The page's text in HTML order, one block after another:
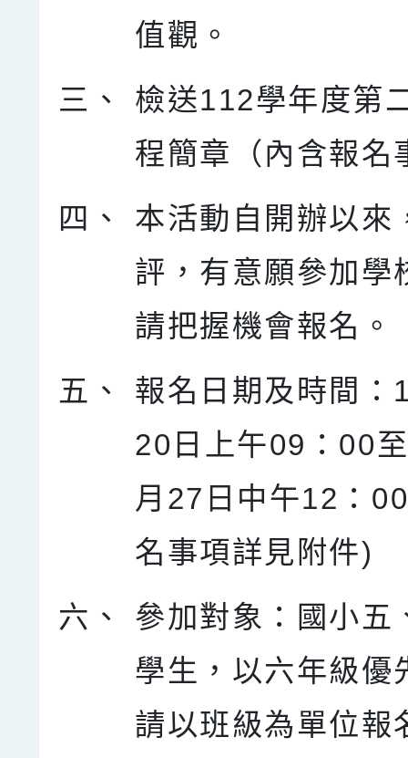
值觀。
三、
檢送112學年度第
程簡章（內含報名
四、
本活動自開辦以來
評，有意願參加學
請把握機會報名。
五、
報名日期及時間：
20日上午09：00
月27日中午12：
名事項詳見附件)
六、
參加對象：國小五
學生，以六年級優
請以班級為單位報